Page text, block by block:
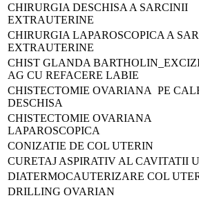
CHIRURGIA DESCHISA A SARCINII
EXTRAUTERINE
CHIRURGIA LAPAROSCOPICA A
EXTRAUTERINE
CHIST GLANDA
AG CU REFACERE LABIE
CHISTECTOMIE OVARIANA PE
DESCHISA
CHISTECTOMIE OVARIANA
LAPAROSCOPICA
CONIZATIE DE COL UTERIN
CURETAJ ASPIRATIV AL CAVITATII
DIATERMOCAUTERIZARE COL
DRILLING OVARIAN